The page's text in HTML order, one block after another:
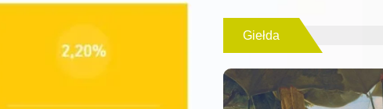
Giełda